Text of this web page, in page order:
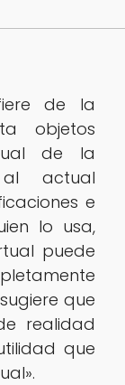
de la
objetos
de la
actual
e
lo usa,
puede
que
realidad
que